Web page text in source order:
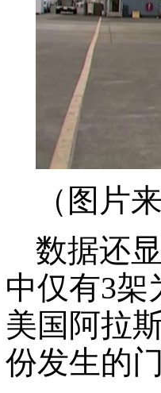
（图片
数据还
中仅有3
美国阿拉
份发生的